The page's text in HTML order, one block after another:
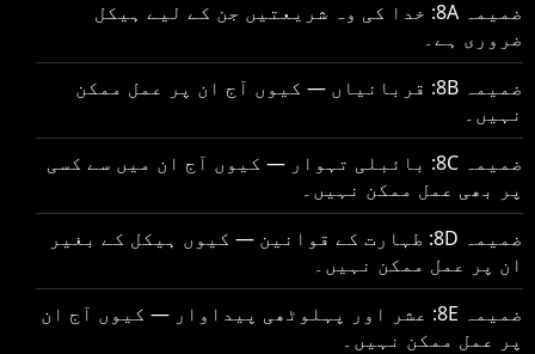
ضمیمہ 8A: خدا کی وہ شریعتیں جن کے لیے ہیکل
ضروری ہے۔
ضمیمہ 8B: قربانیاں — کیوں آج ان پر عمل ممکن
نہیں۔
ضمیمہ 8C: بائبلی تہوار — کیوں آج ان میں سے کسی
پر بھی عمل ممکن نہیں۔
ضمیمہ 8D: طہارت کے قوانین — کیوں ہیکل کے بغیر
ان پر عمل ممکن نہیں۔
ضمیمہ 8E: عشر اور پہلوٹھی پیداوار — کیوں آج ان
پر عمل ممکن نہیں۔